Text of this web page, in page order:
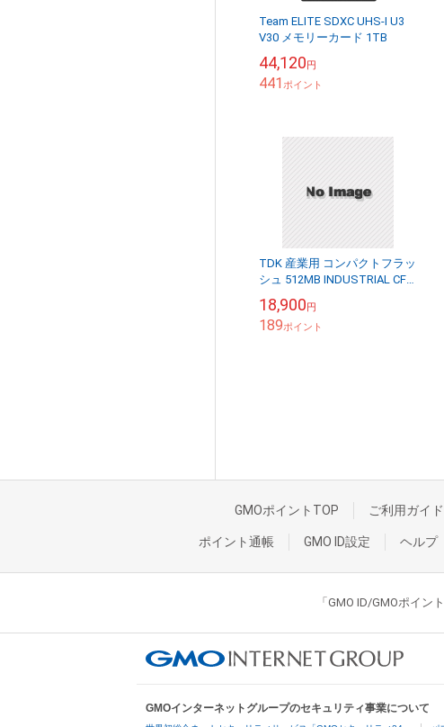
Team ELITE SDXC UHS-I U3
V30 メモリーカード 1TB
44,120円
441ポイント
TDK 産業用 コンパクトフラッ
シュ 512MB INDUSTRIAL CF
18,900円
189ポイント
GMOポイントTOP ご利用ガイド
ポイント通帳 GMO ID設定 ヘルプ
「GMO ID/GMOポイ
GMOインターネットグループのセキュリティ事業について